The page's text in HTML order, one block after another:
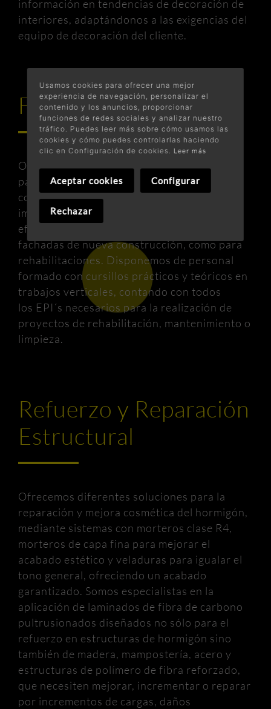
información en tendencias de decoración de
interiores, adaptándonos a las exigencias del
equipo de decoración del cliente.
Fachadas
Ofrecemos una amplia gama de soluciones
para la restauración y mejora de fachadas,
con pinturas de alta tecnología que
impermeabilizan e incluso mejoran la
eficiencia energética del edificio, tanto para
fachadas de nueva construcción, como para
rehabilitaciones. Disponemos de personal
formado con cursillos prácticos y teóricos en
trabajos verticales, contando con todos
los EPI´s necesarios para la realización de
proyectos de rehabilitación, mantenimiento o
limpieza.
Refuerzo y Reparación
Estructural
Ofrecemos diferentes soluciones para la
reparación y mejora cosmética del hormigón,
mediante sistemas con morteros clase R4,
morteros de capa fina para mejorar el
acabado estético y veladuras para igualar el
tono general, ofreciendo un acabado
garantizado. Somos especialistas en la
aplicación de laminados de fibra de carbono
pultrusionados diseñados no sólo para el
refuerzo en estructuras de hormigón sino
también de madera, mampostería, acero y
estructuras de polímero de fibra reforzado,
que necesiten mejorar, incrementar o reparar
por incrementos de cargas, daños
Usamos cookies para ofrecer una mejor
experiencia de navegación, personalizar el
contenido y los anuncios, proporcionar
funciones de redes sociales y analizar nuestro
tráfico. Puedes leer más sobre cómo usamos las
cookies y cómo puedes controlarlas haciendo
clic en Configuración de cookies. Leer más
Aceptar cookies Configurar
Rechazar